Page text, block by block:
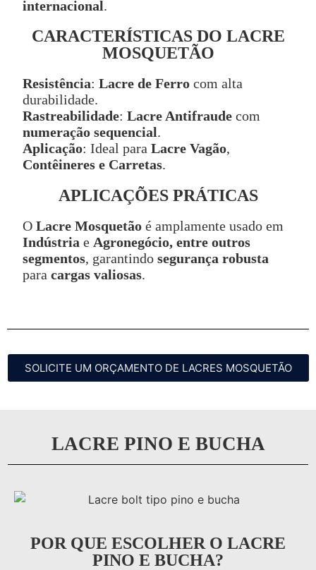
internacional.
CARACTERÍSTICAS DO LACRE
MOSQUETÃO
Resistência: Lacre de Ferro com alta
durabilidade.
Rastreabilidade: Lacre Antifraude com
numeração sequencial.
Aplicação: Ideal para Lacre Vagão,
Contêineres e Carretas.
APLICAÇÕES PRÁTICAS
O Lacre Mosquetão é amplamente usado em
Indústria e Agronegócio, entre outros
segmentos, garantindo segurança robusta
para cargas valiosas.
SOLICITE UM ORÇAMENTO DE LACRES MOSQUETÃO
LACRE PINO E BUCHA
POR QUE ESCOLHER O LACRE
PINO E BUCHA?